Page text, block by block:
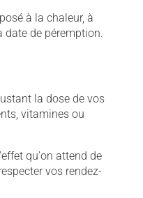
à la chaleur, à
date de péremption.
la dose de vos
vitamines ou
qu'on attend de
vos rendez-